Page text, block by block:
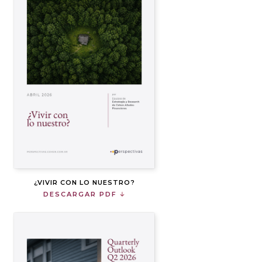
¿VIVIR CON LO NUESTRO?
DESCARGAR PDF